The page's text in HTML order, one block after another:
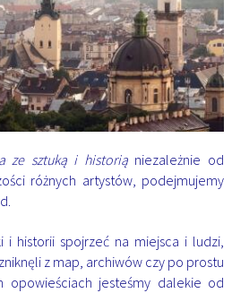
ze sztuką i historiąniezależnie od
różnych artystów, podejmujemy
i historii spojrzeć na miejsca i ludzi,
z map, archiwów czy po prostu
opowieściach jesteśmy dalekie od